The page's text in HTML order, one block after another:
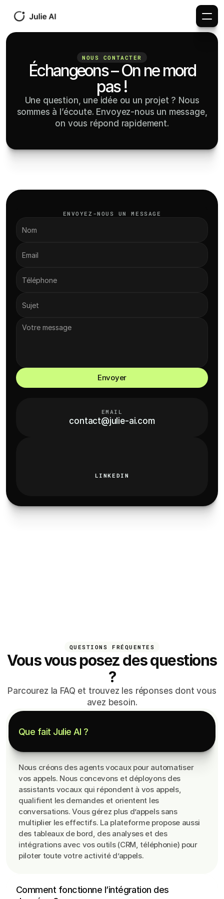
NOUS CONTACTER
Échangeons – On ne mord
pas !
Une question, une idée ou un projet ? Nous
sommes à l’écoute. Envoyez-nous un message,
on vous répond rapidement.
ENVOYEZ-NOUS UN MESSAGE
Envoyer
EMAIL
contact@julie-ai.com
LINKEDIN
QUESTIONS FRÉQUENTES
Vous vous posez des questions
?
Parcourez la FAQ et trouvez les réponses dont vous
avez besoin.
Que fait Julie AI ?
Nous créons des agents vocaux pour automatiser
vos appels. Nous concevons et déployons des
assistants vocaux qui répondent à vos appels,
qualifient les demandes et orientent les
conversations. Vous gérez plus d’appels sans
multiplier les effectifs. La plateforme propose aussi
des tableaux de bord, des analyses et des
intégrations avec vos outils (CRM, téléphonie) pour
piloter toute votre activité d’appels.
Comment fonctionne l’intégration des
Vos outils (CRM, téléphonie, emails, WhatsApp
Business) se connectent à la plateforme. Nous
synchronisons les données pour que les agents IA
aient le contexte (historique, fiches contacts) et
messages) sont centralisées et visibles dans la